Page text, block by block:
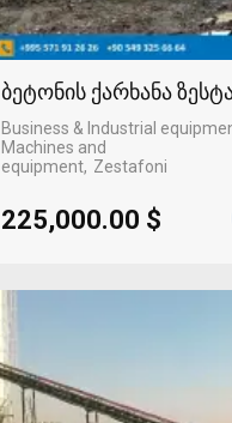
ბეტონის ქარხანა
Business & Industrial
Machines and
equipment Zestafoni
225,000.00 $